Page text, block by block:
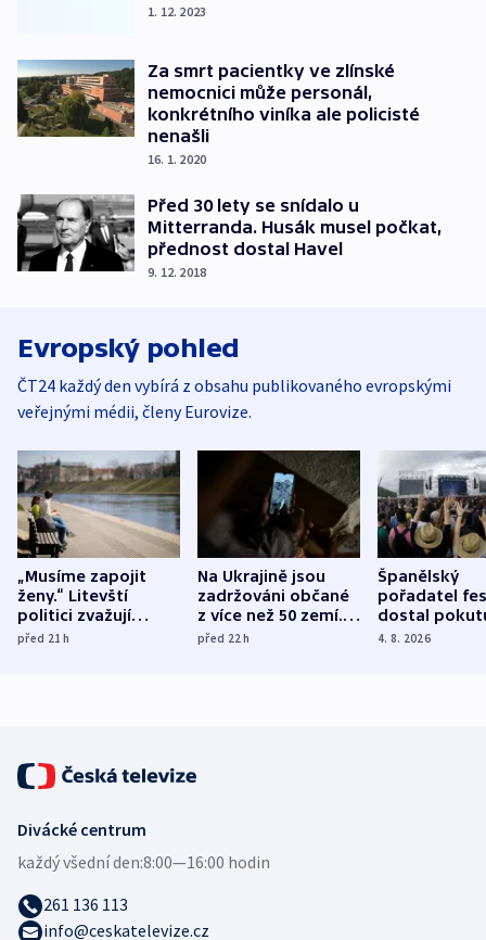
1. 12. 2023
Za smrt pacientky ve zlínské
nemocnici může personál,
konkrétního viníka ale policisté
nenašli
16. 1. 2020
Před 30 lety se snídalo u
Mitterranda. Husák musel počkat,
přednost dostal Havel
9. 12. 2018
Evropský pohled
ČT24 každý den vybírá z obsahu publikovaného evropskými
veřejnými médii, členy Eurovize.
„Musíme zapojit
ženy.“ Litevští
politici zvažují
dohodu o
před 21h
Na Ukrajině jsou
zadržováni občané
z více než 50 zemí.
Bojovali na straně
před 22h
Španělský
pořadatel
dostal
nekalé
4. 8. 2026
Divácké centrum
každý všední den:8:00—16:00 hodin
261 136 113
info@ceskatelevize.cz